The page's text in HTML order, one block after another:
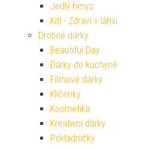
Jedlý hmyz
Kitl - Zdraví v láhvi
Drobné dárky
Beautiful Day
Dárky do kuchyně
Filmové dárky
Klíčenky
Kosmetika
Kreativní dárky
Pokladničky